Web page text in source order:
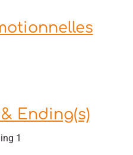
Ending(s)
1